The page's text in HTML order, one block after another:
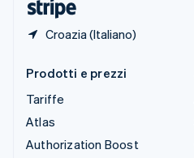
Croazia (Italiano)
Prodotti e prezzi
Tariffe
Atlas
Authorization Boost